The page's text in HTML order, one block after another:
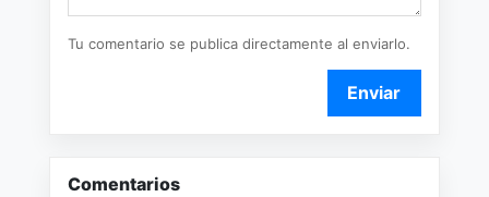
Tu comentario se publica directamente al enviarlo.
Enviar
Comentarios